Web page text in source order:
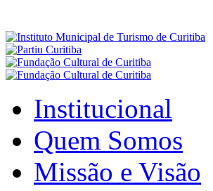
Institucional
Quem Somos
Missão e Visão